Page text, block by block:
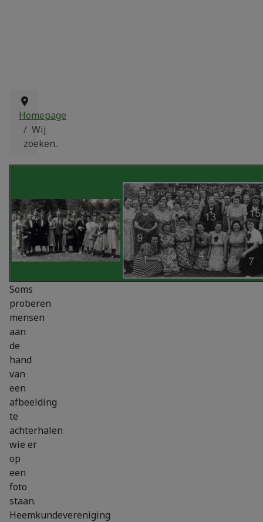
Homepage
Wij
zoeken..
Soms
proberen
mensen
aan
de
hand
van
een
afbeelding
te
achterhalen
wie er
op
een
foto
staan.
Heemkundevereniging